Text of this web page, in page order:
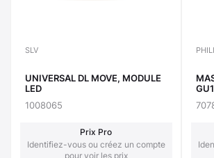
SLV
UNIVERSAL DL MOVE, MODULE
LED
1008065
Prix Pro
Identifiez-vous ou créez un compte
pour voir les prix
GU1